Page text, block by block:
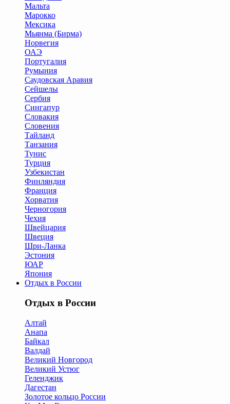
Мальта
Марокко
Мексика
Мьянма (Бирма)
Норвегия
ОАЭ
Португалия
Румыния
Саудовская Аравия
Сейшелы
Сербия
Сингапур
Словакия
Словения
Тайланд
Танзания
Тунис
Турция
Узбекистан
Финляндия
Франция
Хорватия
Черногория
Чехия
Швейцария
Швеция
Шри-Ланка
Эстония
ЮАР
Япония
Отдых в России
Отдых в России
Алтай
Анапа
Байкал
Валдай
Великий Новгород
Великий Устюг
Геленджик
Дагестан
Золотое кольцо России